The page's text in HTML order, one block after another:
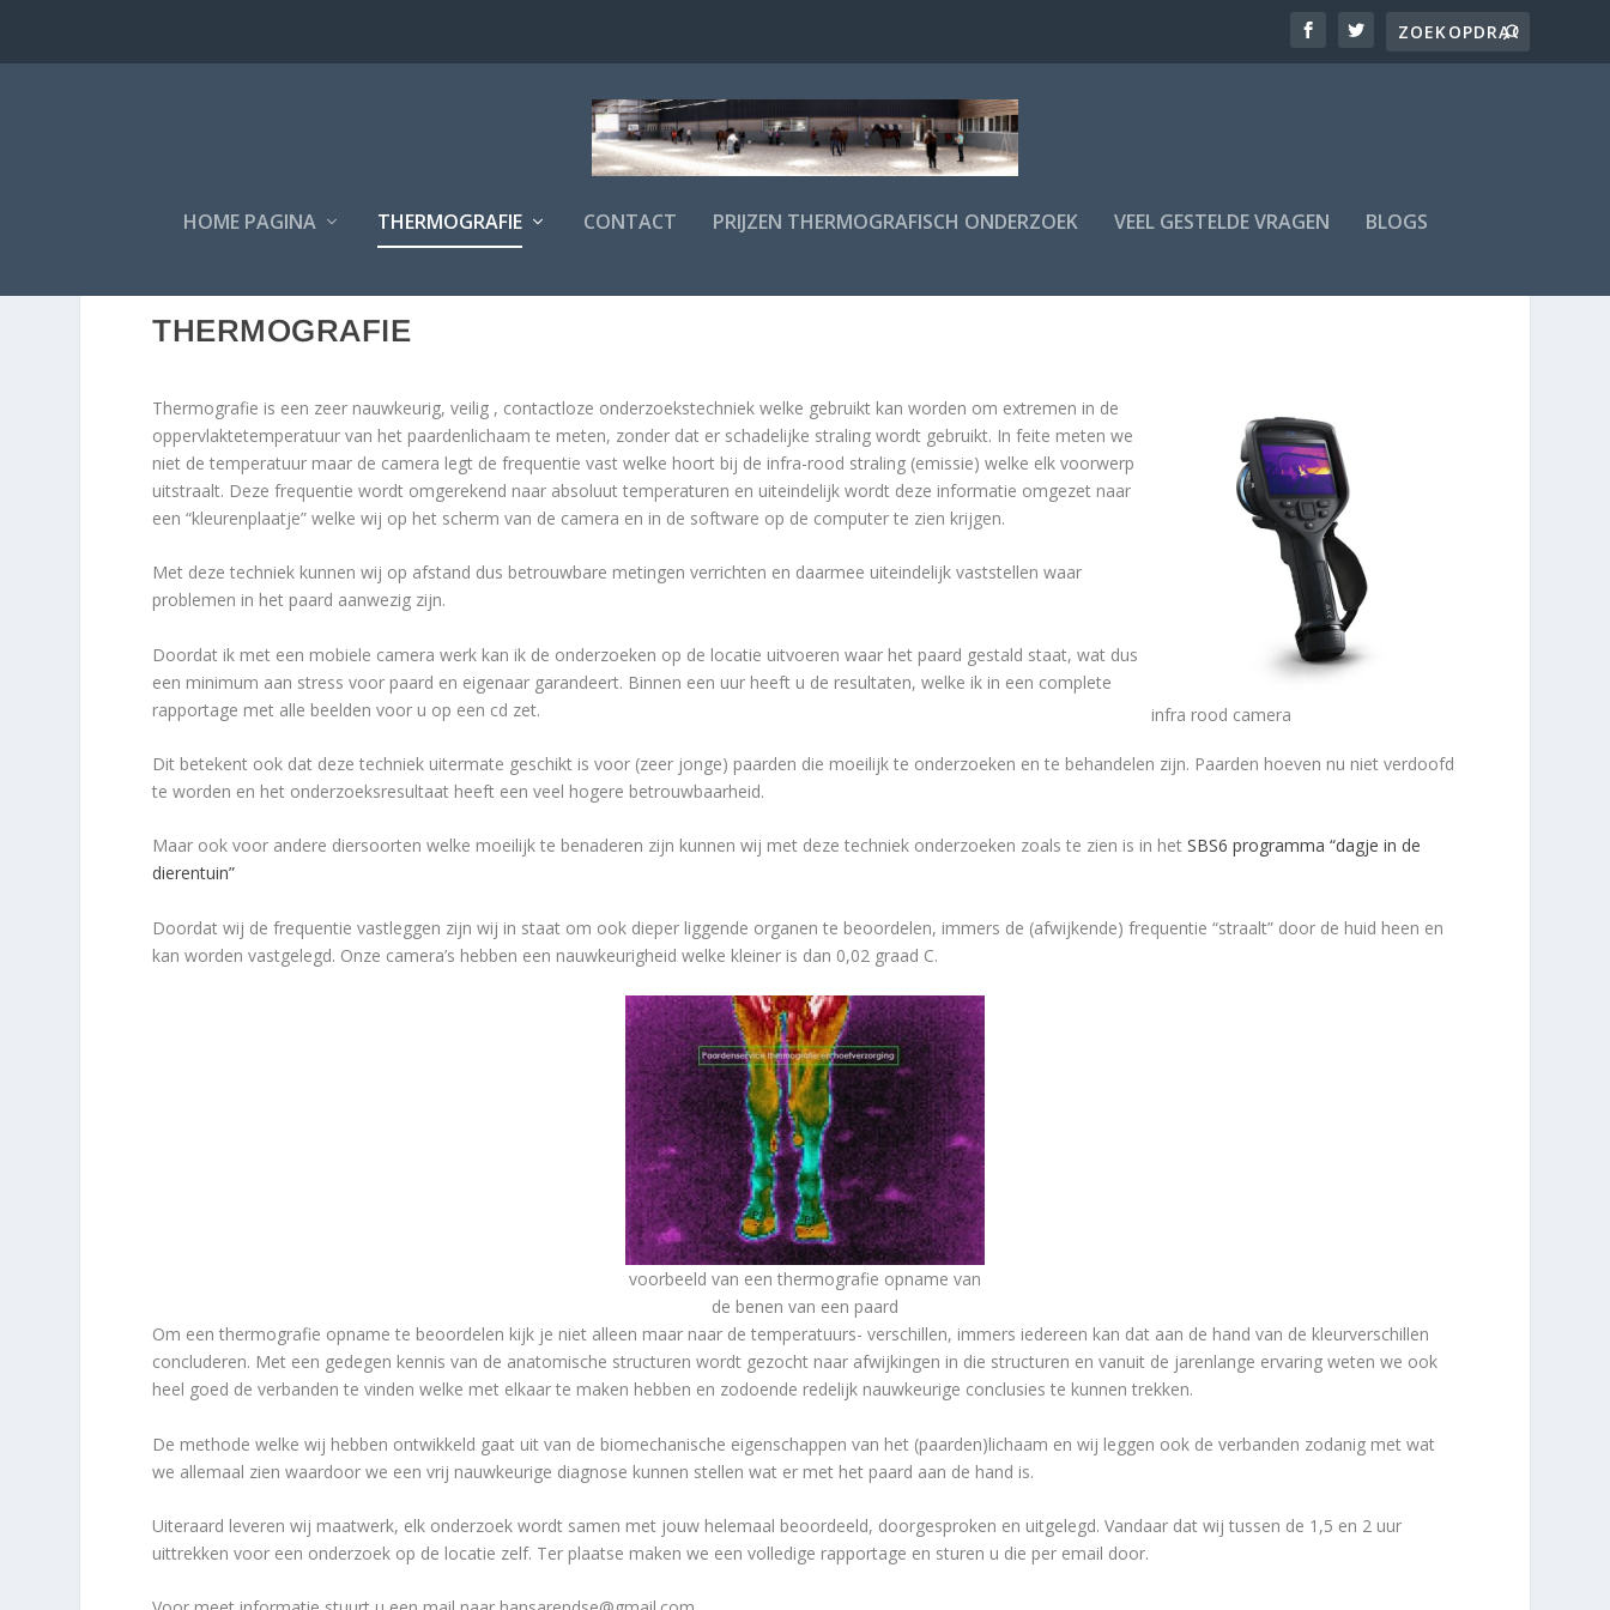
HOME PAGINA THERMOGRAFIE CONTACT PRIJZEN THERMOGRAFISCH ONDERZOEK VEEL GESTELDE VRAGEN BLOGS
THERMOGRAFIE
infra rood camera
Thermografie is een zeer nauwkeurig, veilig , contactloze onderzoekstechniek welke gebruikt kan worden om extremen in de
oppervlaktetemperatuur van het paardenlichaam te meten, zonder dat er schadelijke straling wordt gebruikt. In feite meten we
niet de temperatuur maar de camera legt de frequentie vast welke hoort bij de infra-rood straling (emissie) welke elk voorwerp
uitstraalt. Deze frequentie wordt omgerekend naar absoluut temperaturen en uiteindelijk wordt deze informatie omgezet naar
een “kleurenplaatje” welke wij op het scherm van de camera en in de software op de computer te zien krijgen.
Met deze techniek kunnen wij op afstand dus betrouwbare metingen verrichten en daarmee uiteindelijk vaststellen waar
problemen in het paard aanwezig zijn.
Doordat ik met een mobiele camera werk kan ik de onderzoeken op de locatie uitvoeren waar het paard gestald staat, wat dus
een minimum aan stress voor paard en eigenaar garandeert. Binnen een uur heeft u de resultaten, welke ik in een complete
rapportage met alle beelden voor u op een cd zet.
Dit betekent ook dat deze techniek uitermate geschikt is voor (zeer jonge) paarden die moeilijk te onderzoeken en te behandelen zijn. Paarden hoeven nu niet verdoofd
te worden en het onderzoeksresultaat heeft een veel hogere betrouwbaarheid.
Maar ook voor andere diersoorten welke moeilijk te benaderen zijn kunnen wij met deze techniek onderzoeken zoals te zien is in hetSBS6 programma “dagje in de
dierentuin”
Doordat wij de frequentie vastleggen zijn wij in staat om ook dieper liggende organen te beoordelen, immers de (afwijkende) frequentie “straalt” door de huid heen en
kan worden vastgelegd. Onze camera’s hebben een nauwkeurigheid welke kleiner is dan 0,02 graad C.
voorbeeld van een thermografie opname van
de benen van een paard
Om een thermografie opname te beoordelen kijk je niet alleen maar naar de temperatuurs- verschillen, immers iedereen kan dat aan de hand van de kleurverschillen
concluderen. Met een gedegen kennis van de anatomische structuren wordt gezocht naar afwijkingen in die structuren en vanuit de jarenlange ervaring weten we ook
heel goed de verbanden te vinden welke met elkaar te maken hebben en zodoende redelijk nauwkeurige conclusies te kunnen trekken.
De methode welke wij hebben ontwikkeld gaat uit van de biomechanische eigenschappen van het (paarden)lichaam en wij leggen ook de verbanden zodanig met wat
we allemaal zien waardoor we een vrij nauwkeurige diagnose kunnen stellen wat er met het paard aan de hand is.
Uiteraard leveren wij maatwerk, elk onderzoek wordt samen met jouw helemaal beoordeeld, doorgesproken en uitgelegd. Vandaar dat wij tussen de 1,5 en 2 uur
uittrekken voor een onderzoek op de locatie zelf. Ter plaatse maken we een volledige rapportage en sturen u die per email door.